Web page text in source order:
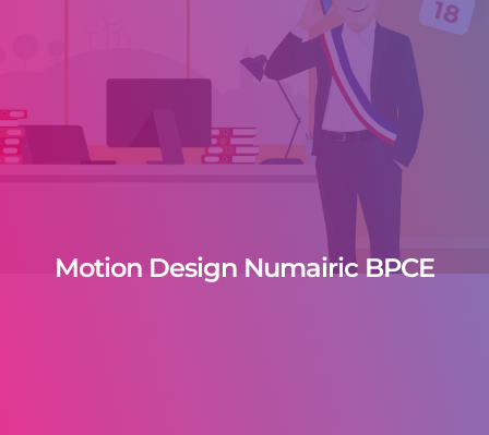
Motion Design Numairic BPCE